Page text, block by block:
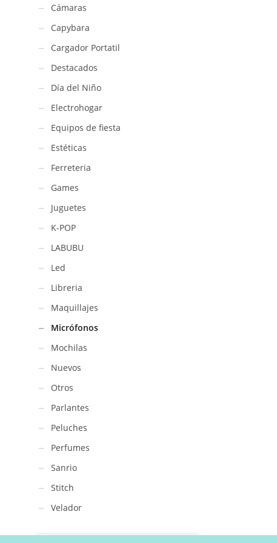
Cámaras
Capybara
Cargador Portatil
Destacados
Día del Niño
Electrohogar
Equipos de fiesta
Estéticas
Ferreteria
Games
Juguetes
K-POP
LABUBU
Led
Libreria
Maquillajes
Micrófonos
Mochilas
Nuevos
Otros
Parlantes
Peluches
Perfumes
Sanrio
Stitch
Velador